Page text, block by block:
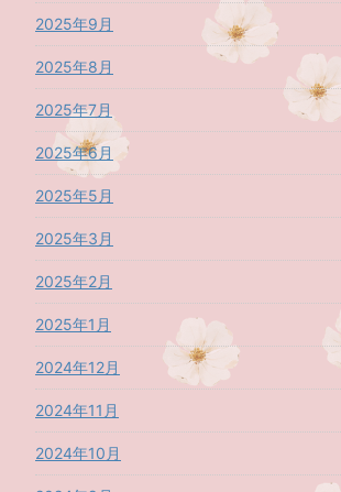
2025年9月
2025年8月
2025年7月
2025年6月
2025年5月
2025年3月
2025年2月
2025年1月
2024年12月
2024年11月
2024年10月